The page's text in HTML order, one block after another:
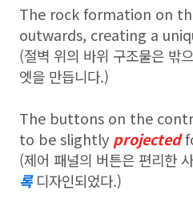
The rock formation on
outwards, creating a
(절벽 위의 바위 구조물은 밖
엣을 만듭니다.)
The buttons on the
to be slightly projected
(제어 패널의 버튼은 편리한
록디자인되었다.)